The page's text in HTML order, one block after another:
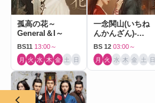
孤高の花～
General＆I～
BS11 13:00～
月 火 水 木 金 土 日
一念関山(いちね
んかんざん)-
Journey to Love-
BS 12 03:00～
月 火 水 木 金 土 日